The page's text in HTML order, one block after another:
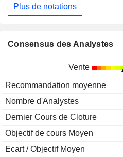
Plus de notations
Consensus des Analystes
Vente
Recommandation moyenne
Nombre d'Analystes
Dernier Cours de Cloture
Objectif de cours Moyen
Ecart / Objectif Moyen